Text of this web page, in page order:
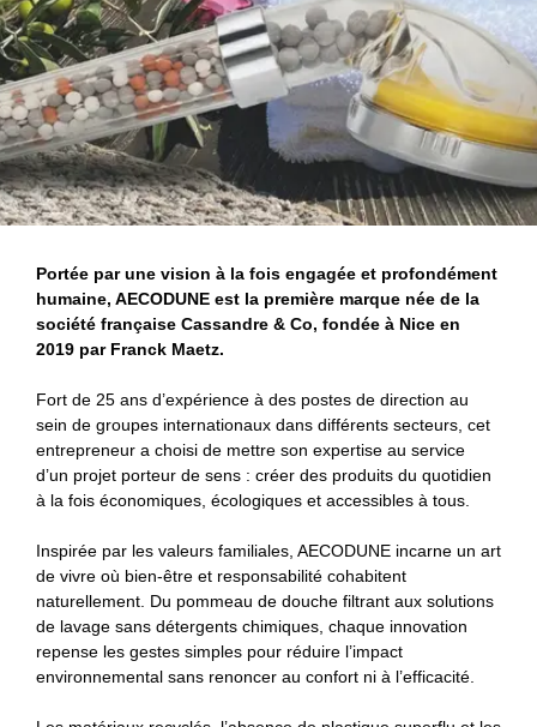
Portée par une vision à la fois engagée et profondément
humaine, AECODUNE est la première marque née de la
société française Cassandre & Co, fondée à Nice en
2019 par Franck Maetz.
Fort de 25 ans d’expérience à des postes de direction au
sein de groupes internationaux dans différents secteurs, cet
entrepreneur a choisi de mettre son expertise au service
d’un projet porteur de sens : créer des produits du quotidien
à la fois économiques, écologiques et accessibles à tous.
Inspirée par les valeurs familiales, AECODUNE incarne un art
de vivre où bien-être et responsabilité cohabitent
naturellement. Du pommeau de douche filtrant aux solutions
de lavage sans détergents chimiques, chaque innovation
repense les gestes simples pour réduire l’impact
environnemental sans renoncer au confort ni à l’efficacité.